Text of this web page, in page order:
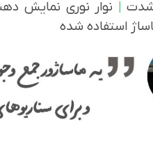
| نوار نوری نمایش
استفاده شده